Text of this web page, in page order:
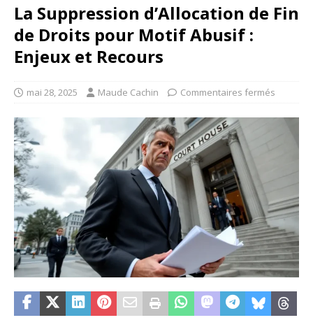
La Suppression d’Allocation de Fin
de Droits pour Motif Abusif :
Enjeux et Recours
mai 28, 2025 Maude Cachin Commentaires fermés